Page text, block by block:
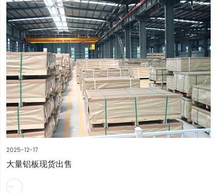
2025-12-17
大量铝板现货出售
